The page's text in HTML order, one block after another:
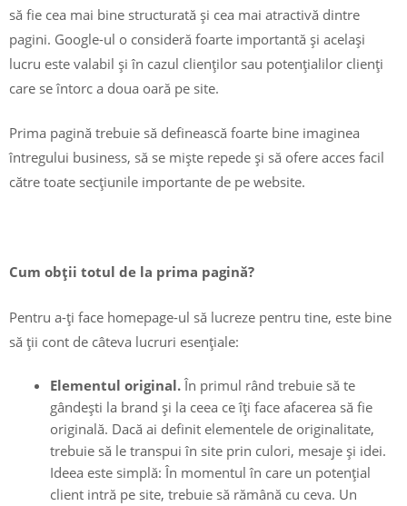
să fie cea mai bine structurată și cea mai atractivă dintre
pagini. Google-ul o consideră foarte importantă și același
lucru este valabil și în cazul clienților sau potențialilor clienți
care se întorc a doua oară pe site.
Prima pagină trebuie să definească foarte bine imaginea
întregului business, să se miște repede și să ofere acces facil
către toate secțiunile importante de pe website.
Cum obții totul de la prima pagină?
Pentru a-ți face homepage-ul să lucreze pentru tine, este bine
să ții cont de câteva lucruri esențiale:
Elementul original. În primul rând trebuie să te
gândești la brand și la ceea ce îți face afacerea să fie
originală. Dacă ai definit elementele de originalitate,
trebuie să le transpui în site prin culori, mesaje și idei.
Ideea este simplă: În momentul în care un potențial
client intră pe site, trebuie să rămână cu ceva. Un